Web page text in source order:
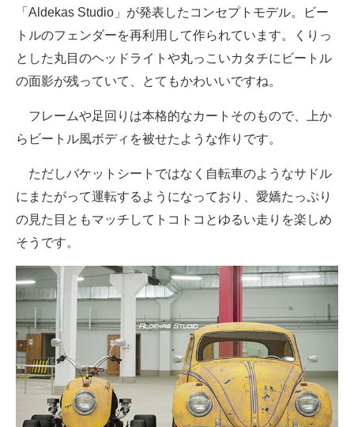
製造業のIT導入・活用を支援
モノづくり技術者専門サイト
エレクトロニクス専門サイト
電子設計の基本と応用
ちょっと気になるネットの話題
「Aldekas Studio」が発表したコンセプトモデル。ビー
トルのフェンダーを再利用して作られています。くりっ
とした丸目のヘッドライトや丸っこいカタチにビートル
の面影が残っていて、とてもかわいいですね。
フレームや足回りは本格的なカートそのもので、上か
らビートル風ボディを被せたような作りです。
ただしバケットシートではなく自転車のようなサドル
にまたがって運転するようになっており、愛嬌たっぷり
の見た目ともマッチしてトコトコとゆるい走りを楽しめ
そうです。